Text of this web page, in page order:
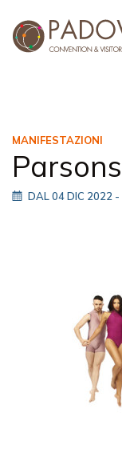
MANIFESTAZIONI
DAL 04 DIC 2022 -